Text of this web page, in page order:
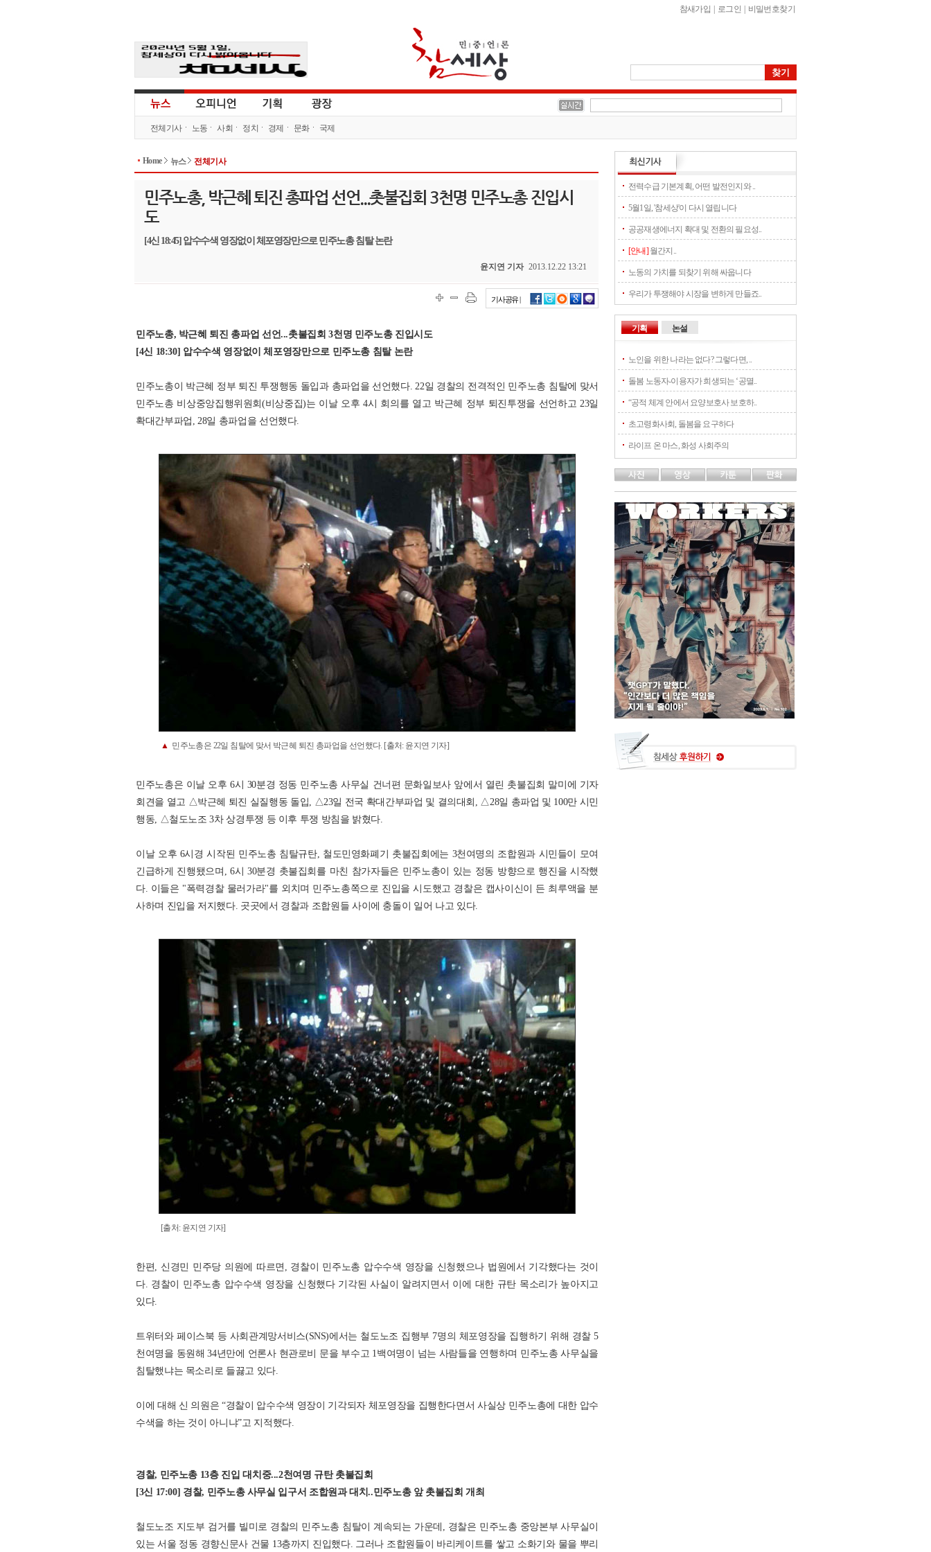
참새가입 로그인 비밀번호찾기
전체기사 노동 사회 정치 경제 문화 국제
Home 뉴스 전체기사
민주노총, 박근혜 퇴진 총파업 선언...촛불집회 3천명 민주노총 진입시
도
[4신 18:45] 압수수색 영장없이 체포영장만으로 민주노총 침탈 논란
윤지연 기자 2013.12.22 13:21
기사공유 |
민주노총, 박근혜 퇴진 총파업 선언...촛불집회 3천명 민주노총 진입시도
[4신 18:30] 압수수색 영장없이 체포영장만으로 민주노총 침탈 논란
민주노총이 박근혜 정부 퇴진 투쟁행동 돌입과 총파업을 선언했다. 22일 경찰의 전격적인 민주노총 침탈에 맞서
민주노총 비상중앙집행위원회(비상중집)는 이날 오후 4시 회의를 열고 박근혜 정부 퇴진투쟁을 선언하고 23일
확대간부파업, 28일 총파업을 선언했다.
▲ 민주노총은 22일 침탈에 맞서 박근혜 퇴진 총파업을 선언했다. [출처: 윤지연 기자]
민주노총은 이날 오후 6시 30분경 정동 민주노총 사무실 건너편 문화일보사 앞에서 열린 촛불집회 말미에 기자
회견을 열고 △박근혜 퇴진 실질행동 돌입, △23일 전국 확대간부파업 및 결의대회, △28일 총파업 및 100만 시민
행동, △철도노조 3차 상경투쟁 등 이후 투쟁 방침을 밝혔다.
이날 오후 6시경 시작된 민주노총 침탈규탄, 철도민영화폐기 촛불집회에는 3천여명의 조합원과 시민들이 모여
긴급하게 진행됐으며, 6시 30분경 촛불집회를 마친 참가자들은 민주노총이 있는 정동 방향으로 행진을 시작했
다. 이들은 "폭력경찰 물러가라"를 외치며 민주노총쪽으로 진입을 시도했고 경찰은 캡사이신이 든 최루액을 분
사하며 진입을 저지했다. 곳곳에서 경찰과 조합원들 사이에 충돌이 일어 나고 있다.
[출처: 윤지연 기자]
한편, 신경민 민주당 의원에 따르면, 경찰이 민주노총 압수수색 영장을 신청했으나 법원에서 기각했다는 것이
다. 경찰이 민주노총 압수수색 영장을 신청했다 기각된 사실이 알려지면서 이에 대한 규탄 목소리가 높아지고
있다.
트위터와 페이스북 등 사회관계망서비스(SNS)에서는 철도노조 집행부 7명의 체포영장을 집행하기 위해 경찰 5
천여명을 동원해 34년만에 언론사 현관로비 문을 부수고 1백여명이 넘는 사람들을 연행하며 민주노총 사무실을
침탈했냐는 목소리로 들끓고 있다.
이에 대해 신 의원은 “경찰이 압수수색 영장이 기각되자 체포영장을 집행한다면서 사실상 민주노총에 대한 압수
수색을 하는 것이 아니냐”고 지적했다.
경찰, 민주노총 13층 진입 대치중...2천여명 규탄 촛불집회
[3신 17:00] 경찰, 민주노총 사무실 입구서 조합원과 대치..민주노총 앞 촛불집회 개최
철도노조 지도부 검거를 빌미로 경찰의 민주노총 침탈이 계속되는 가운데, 경찰은 민주노총 중앙본부 사무실이
있는 서울 정동 경향신문사 건물 13층까지 진입했다. 그러나 조합원들이 바리케이트를 쌓고 소화기와 물을 뿌리
전력수급 기본계획, 어떤 발전인지와 ..
5월1일, '참세상'이 다시 열립니다
공공재생에너지 확대 및 전환의 필요성..
[안내]월간지..
노동의 가치를 되찾기 위해 싸웁니다
우리가 투쟁해야 시장을 변하게 만들죠..
기획
노인을 위한 나라는 없다? 그렇다면, ..
돌봄 노동자-이용자가 희생되는 ‘공멸..
“공적 체계 안에서 요양보호사 보호하..
초고령화사회, 돌봄을 요구하다
라이프 온 마스, 화성 사회주의
논설